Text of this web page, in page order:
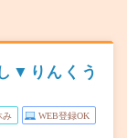
▼りんくう
み WEB登録OK